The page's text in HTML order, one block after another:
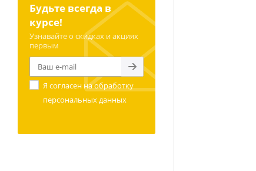
Будьте всегда в
курсе!
Узнавайте о скидках и акциях
первым
Я согласен наобработку
персональных данных